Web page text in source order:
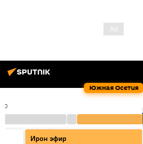
Южная Осетия
Ирон эфир